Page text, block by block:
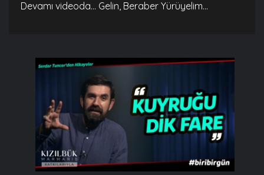
Devamı videoda... Gelin, Beraber Yürüyelim...